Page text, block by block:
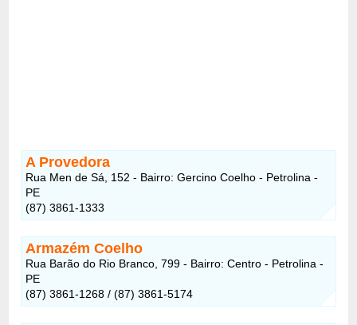
A Provedora
Rua Men de Sá, 152 - Bairro: Gercino Coelho - Petrolina -
PE
(87) 3861-1333
Armazém Coelho
Rua Barão do Rio Branco, 799 - Bairro: Centro - Petrolina -
PE
(87) 3861-1268 / (87) 3861-5174